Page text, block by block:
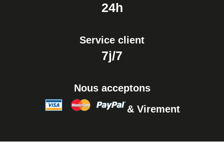
24h
Service client
7j/7
Nous acceptons
& Virement